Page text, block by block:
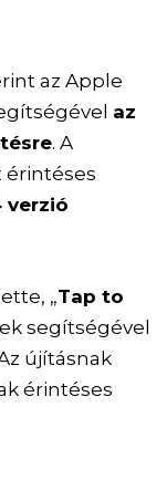
az Apple
az
. A
érintéses
verzió
„Tap to
segítségével
újításnak
érintéses